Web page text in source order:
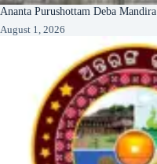
Ananta Purushottam Deba Mandira
August 1, 2026